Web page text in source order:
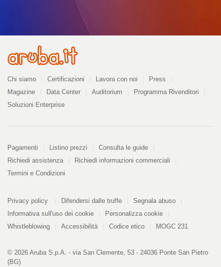
Azienda
Chi siamo Certificazioni Lavora con noi
Press
Magazine
Data Center Auditorium
Programma Rivenditori
Soluzioni Enterprise
Pagamenti
Pagamenti Listino prezzi
Consulta le guide
Richiedi assistenza
Richiedi informazioni commerciali
Termini e Condizioni
Informazioni
Privacy policy
PDF
kB
Difendersi dalle truffe
Segnala abuso
Informativa sull'uso dei cookie
Personalizza cookie
Whistleblowing
Accessibilità Codice etico MOGC 231
© 2026 Aruba S.p.A. - via San Clemente, 53 - 24036 Ponte San Pietro
(BG)